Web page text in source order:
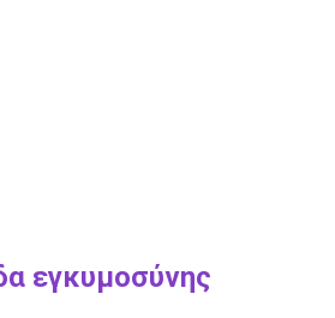
εγκυμοσύνης